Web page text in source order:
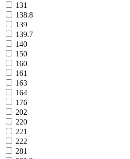
131
138.8
139
139.7
140
150
160
161
163
164
176
202
220
221
222
281